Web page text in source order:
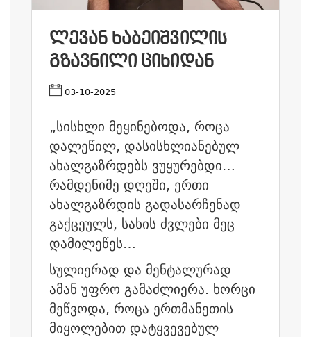
ᲚᲔᲕᲐᲜ ᲮᲐᲑᲔᲘᲨᲕᲘᲚᲘᲡ
ᲒᲖᲐᲕᲜᲘᲚᲘ ᲪᲘᲮᲘᲓᲐᲜ
03-10-2025
„სისხლი მეყინებოდა, როცა
დალეწილ, დასისხლიანებულ
ახალგაზრდებს ვუყურებდი…
რამდენიმე დღეში, ერთი
ახალგაზრდის გადასარჩენად
გაქცეულს, სახის ძვლები მეც
დამილეწეს…
სულიერად და მენტალურად
ამან უფრო გამაძლიერა. ხორცი
მეწვოდა, როცა ერთმანეთის
მიყოლებით დატყვევებულ